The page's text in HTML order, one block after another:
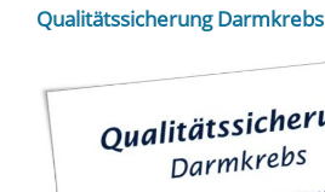
Qualitätssicherung Darmkrebs